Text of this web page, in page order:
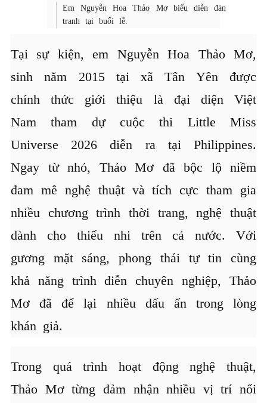
Em Nguyễn Hoa Thảo Mơ biểu diễn đàn
tranh tại buổi lễ.
Tại sự kiện, em Nguyễn Hoa Thảo Mơ,
sinh năm 2015 tại xã Tân Yên được
chính thức giới thiệu là đại diện Việt
Nam tham dự cuộc thi Little Miss
Universe 2026 diễn ra tại Philippines.
Ngay từ nhỏ, Thảo Mơ đã bộc lộ niềm
đam mê nghệ thuật và tích cực tham gia
nhiều chương trình thời trang, nghệ thuật
dành cho thiếu nhi trên cả nước. Với
gương mặt sáng, phong thái tự tin cùng
khả năng trình diễn chuyên nghiệp, Thảo
Mơ đã để lại nhiều dấu ấn trong lòng
khán giả.
Trong quá trình hoạt động nghệ thuật,
Thảo Mơ từng đảm nhận nhiều vị trí nổi